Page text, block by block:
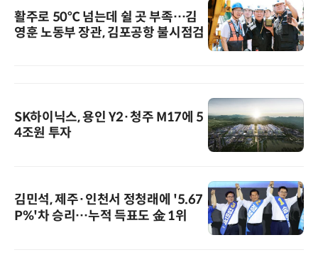
활주로 50℃ 넘는데 쉴 곳 부족…김
영훈 노동부 장관, 김포공항 불시점검
SK하이닉스, 용인 Y2·청주 M17에 5
4조원 투자
김민석, 제주·인천서 정청래에 '5.67
P%'차 승리…누적 득표도 金 1위